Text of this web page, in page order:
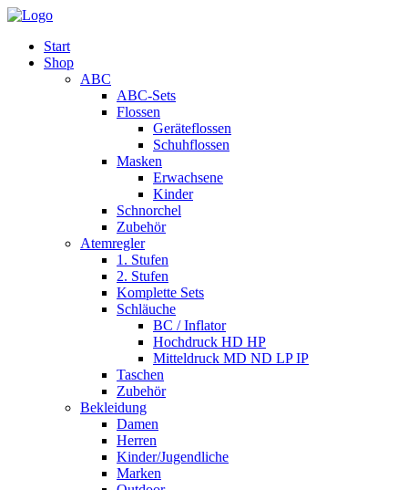
Start
Shop
ABC
ABC-Sets
Flossen
Geräteflossen
Schuhflossen
Masken
Erwachsene
Kinder
Schnorchel
Zubehör
Atemregler
1. Stufen
2. Stufen
Komplette Sets
Schläuche
BC / Inflator
Hochdruck HD HP
Mitteldruck MD ND LP IP
Taschen
Zubehör
Bekleidung
Damen
Herren
Kinder/Jugendliche
Marken